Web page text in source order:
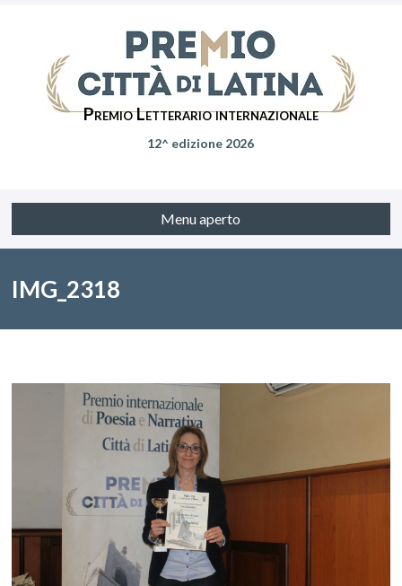
Premio Letterario internazionale
12^ edizione 2026
Menu aperto
IMG_2318